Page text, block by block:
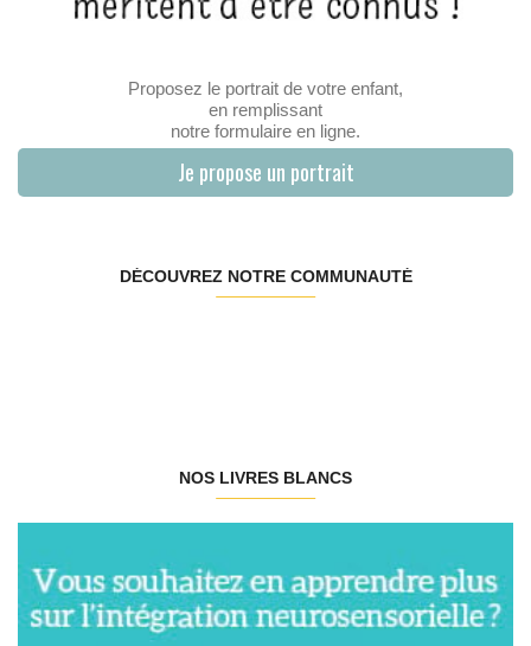
Proposez le portrait de votre enfant,
en remplissant
notre formulaire en ligne.
Je propose un portrait
DÉCOUVREZ NOTRE COMMUNAUTÉ
NOS LIVRES BLANCS